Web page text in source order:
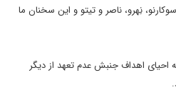
مثل سوکارنو، نِهرو، ناصر و تیتو و این سخنان ما
احیای اهداف جنبش عدم تعهد از دیگر